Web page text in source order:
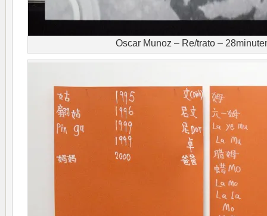
Oscar Munoz – Re/trato –